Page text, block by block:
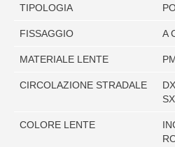
TIPOLOGIA
FISSAGGIO A
MATERIALE LENTE
CIRCOLAZIONE STRADALE
DX
SX
COLORE LENTE